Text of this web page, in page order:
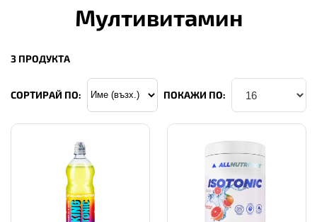
Мултивитамин
3 ПРОДУКТА
СОРТИРАЙ ПО: ПОКАЖИ ПО: